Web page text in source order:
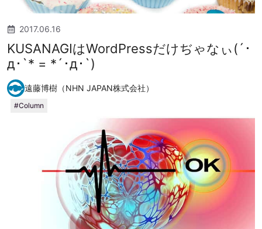
2017.06.16
KUSANAGIはWordPressだけぢゃなぃ(´･
д･`* = *´･д･`)
遠藤博樹（NHN JAPAN株式会社）
Column